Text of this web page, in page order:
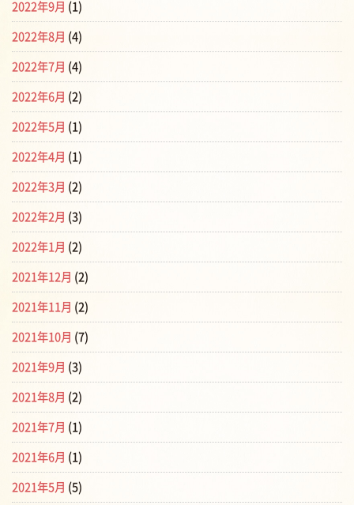
2022年9月 (1)
2022年8月 (4)
2022年7月 (4)
2022年6月 (2)
2022年5月 (1)
2022年4月 (1)
2022年3月 (2)
2022年2月 (3)
2022年1月 (2)
2021年12月 (2)
2021年11月 (2)
2021年10月 (7)
2021年9月 (3)
2021年8月 (2)
2021年7月 (1)
2021年6月 (1)
2021年5月 (5)